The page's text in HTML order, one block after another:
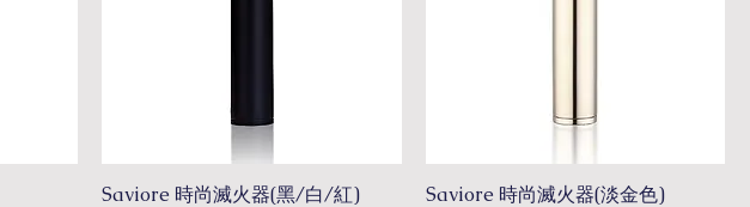
Saviore 時尚滅火器(黑/白/紅) Saviore 時尚滅火器(淡金色)